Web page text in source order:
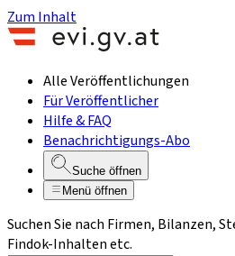
Zum Inhalt
Alle Veröffentlichungen
Für Veröffentlicher
Hilfe & FAQ
Benachrichtigungs-Abo
Suche öffnen
Menü öffnen
Suchen Sie nach Firmen, Bilanzen,
Findok-Inhalten etc.